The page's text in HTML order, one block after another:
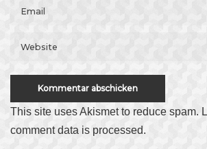
This site uses Akismet to reduce spam.
comment data is processed.